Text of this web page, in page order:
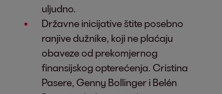
uljudno.
Državne inicijative štite posebno
ranjive dužnike, koji ne plaćaju
obaveze od prekomjernog
finansijskog opterećenja. Cristina
Pasere, Genny Bollinger i Belén